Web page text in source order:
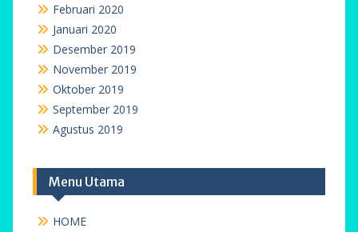
Februari 2020
Januari 2020
Desember 2019
November 2019
Oktober 2019
September 2019
Agustus 2019
Menu Utama
HOME